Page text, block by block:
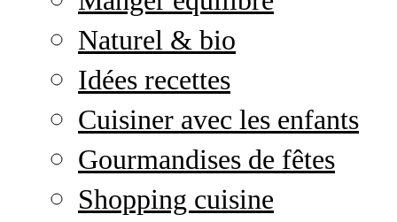
Naturel & bio
Idées recettes
Cuisiner avec les enfants
Gourmandises de fêtes
Shopping cuisine